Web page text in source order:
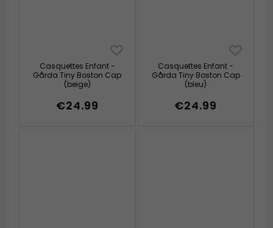
Casquettes Enfant -
Gårda Tiny Boston Cap
(beige)
€24.99
Casquettes Enfant -
Gårda Tiny Boston Cap
(bleu)
€24.99